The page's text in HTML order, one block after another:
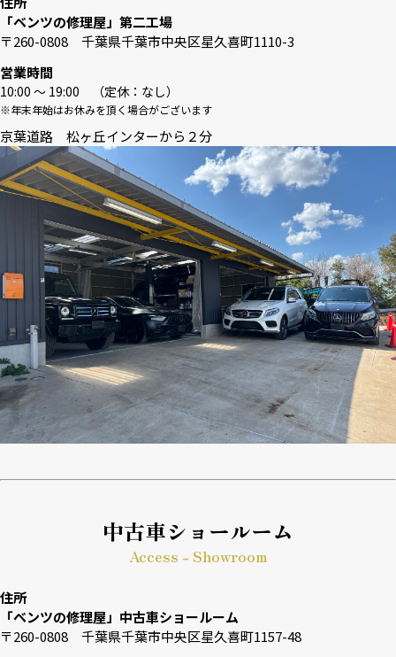
「ベンツの修理屋」第二工場
〒260-0808 千葉県千葉市中央区星久喜町1110-3
営業時間
10:00 〜 19:00 （定休：なし）
※年末年始はお休みを頂く場合がございます
京葉道路 松ヶ丘インターから２分
中古車ショールーム
Access - Showroom
住所
「ベンツの修理屋」中古車ショールーム
〒260-0808 千葉県千葉市中央区星久喜町1157-48